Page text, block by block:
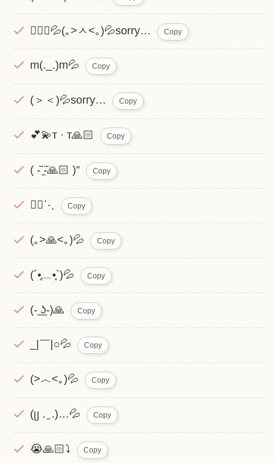
🙇🏻‍♀️💦(｡>ㅅ<｡)💦sorry… Copy
m(._.)m💦 Copy
(＞＜)💦sorry… Copy
💕💫т · т🙏🏻 Copy
( -᷅ ̫̈-᷄🙏🏻 )” Copy
🙇‍♀️⋱ Copy
(｡>🙏<｡)💦 Copy
(´•̥﹏•̥`)💦 Copy
(- ͟ʖ-)🙏 Copy
_|￣|○💦 Copy
(>︿<｡)💦 Copy
(ᥩ . ̫ .)…💦 Copy
😭🙏🏻⤵︎ Copy